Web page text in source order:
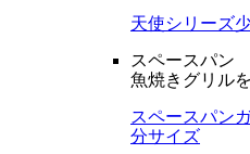
天使シリーズ
スペースパン
魚焼きグリル
スペースパン
分サイズ